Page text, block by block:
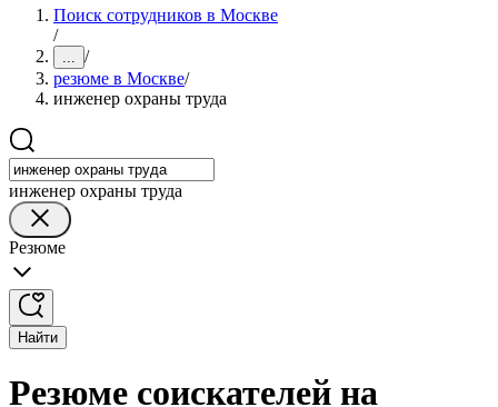
Поиск сотрудников в Москве
/
... /
резюме в Москве/
инженер охраны труда
инженер охраны труда
Резюме
Найти
Резюме соискателей на